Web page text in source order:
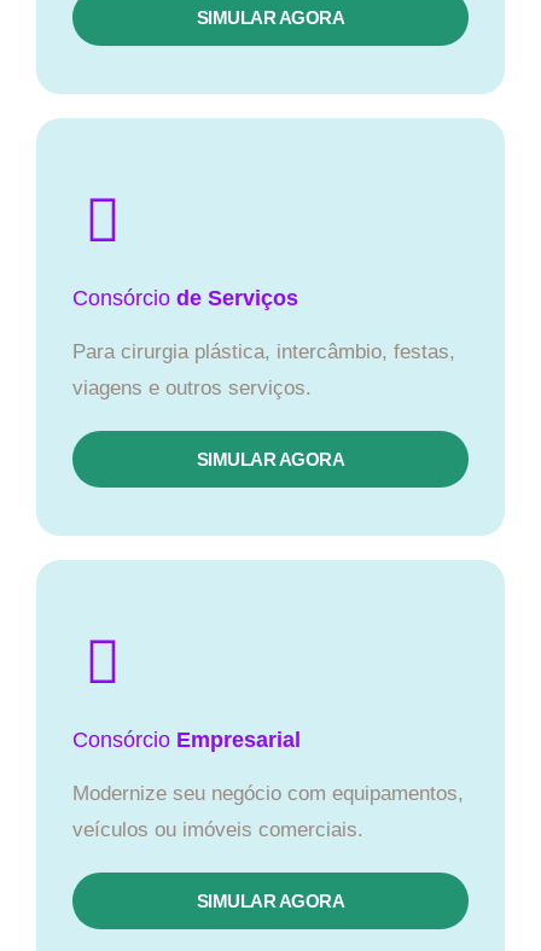
SIMULAR AGORA
Consórcio de Serviços
Para cirurgia plástica, intercâmbio, festas,
viagens e outros serviços.
SIMULAR AGORA
Consórcio Empresarial
Modernize seu negócio com equipamentos,
veículos ou imóveis comerciais.
SIMULAR AGORA